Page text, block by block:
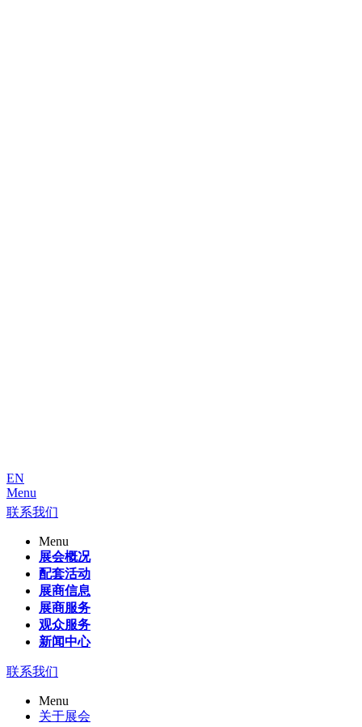
EN
Menu
联系我们
Menu
展会概况
配套活动
展商信息
展商服务
观众服务
新闻中心
联系我们
Menu
关于展会